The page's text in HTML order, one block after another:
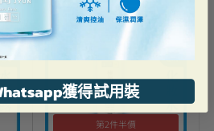
第2件半價
獲得試用裝